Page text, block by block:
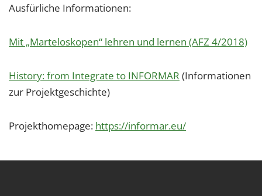
Ausfürliche Informationen:
Mit „Marteloskopen“ lehren und lernen (AFZ 4/2018)
History: from Integrate to INFORMAR (Informationen
zur Projektgeschichte)
Projekthomepage: https://informar.eu/